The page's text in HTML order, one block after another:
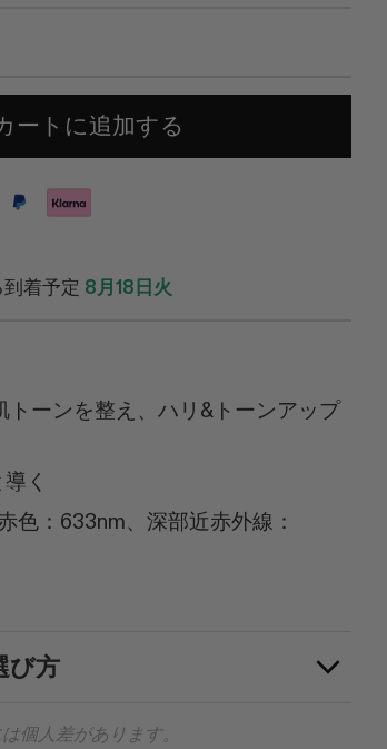
ートに追加する
着予定 8月18日火
トーンを整え、ハリ&トーンアップ
く
赤色：633nm、深部近赤外線：
び方
個人差があります。